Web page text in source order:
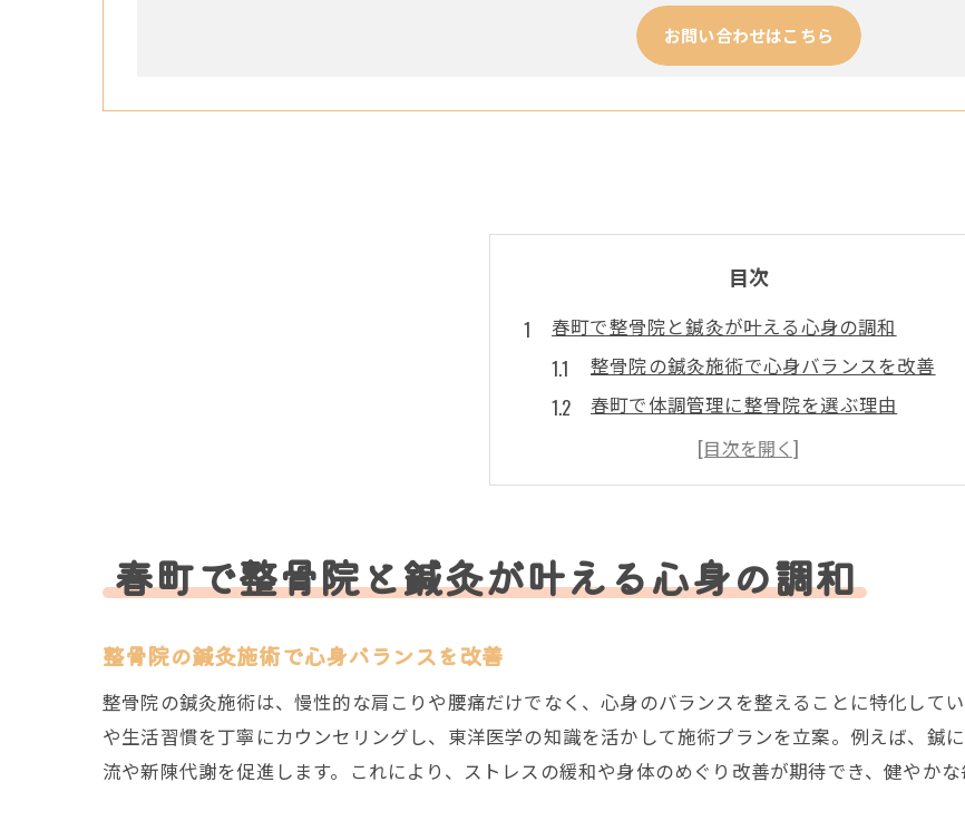
お問い合わせはこちら
目次
春町で整骨院と鍼灸が叶える心身の調和
整骨院の鍼灸施術で心身バランスを改善
春町で体調管理に整骨院を選ぶ理由
整骨院で叶える心のケアと鍼灸の役割
整骨院と鍼灸の相乗効果を活かした方法
鍼灸と整骨院が導く健やかな毎日への第一歩
慢性痛や体のゆがみには整骨院の選択を
体のゆがみ改善は整骨院の丁寧なケアから
整骨院で学ぶ正しい姿勢と習慣の見直し
春町で整骨院と鍼灸が叶える心身の調和
整骨院の鍼灸施術で心身バランスを改善
整骨院の鍼灸施術は、慢性的な肩こりや腰痛だけでなく、心身のバランスを整えることに特化して
や生活習慣を丁寧にカウンセリングし、東洋医学の知識を活かして施術プランを立案。例えば、鍼
流や新陳代謝を促進します。これにより、ストレスの緩和や身体のめぐり改善が期待でき、健やかな